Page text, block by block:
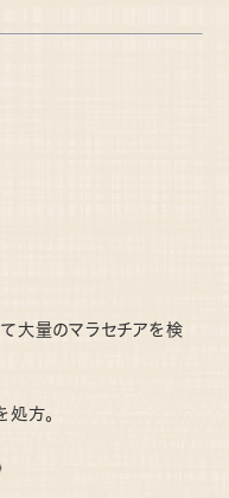
大量のマラセチアを検
方。